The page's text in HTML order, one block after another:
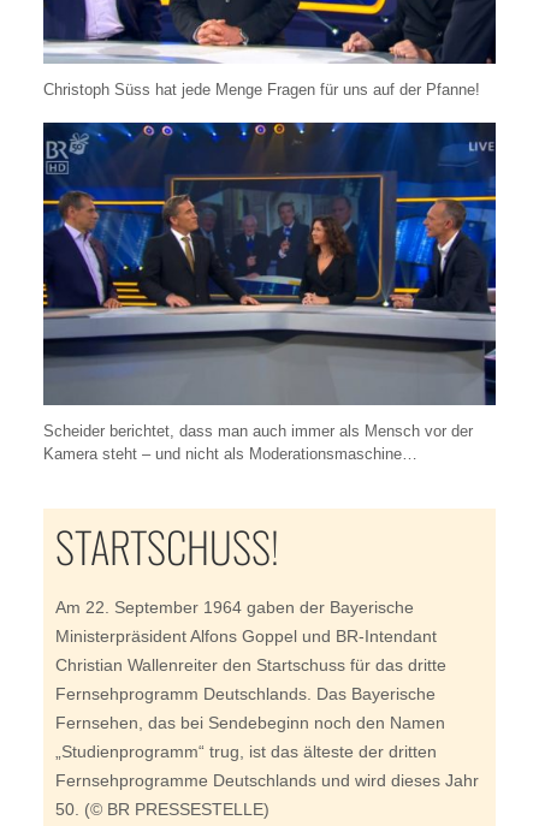
Christoph Süss hat jede Menge Fragen für uns auf der Pfanne!
Scheider berichtet, dass man auch immer als Mensch vor der
Kamera steht – und nicht als Moderationsmaschine…
STARTSCHUSS!
Am 22. September 1964 gaben der Bayerische
Ministerpräsident Alfons Goppel und BR-Intendant
Christian Wallenreiter den Startschuss für das dritte
Fernsehprogramm Deutschlands. Das Bayerische
Fernsehen, das bei Sendebeginn noch den Namen
„Studienprogramm“ trug, ist das älteste der dritten
Fernsehprogramme Deutschlands und wird dieses Jahr
50 . (© BR PRESSESTELLE)